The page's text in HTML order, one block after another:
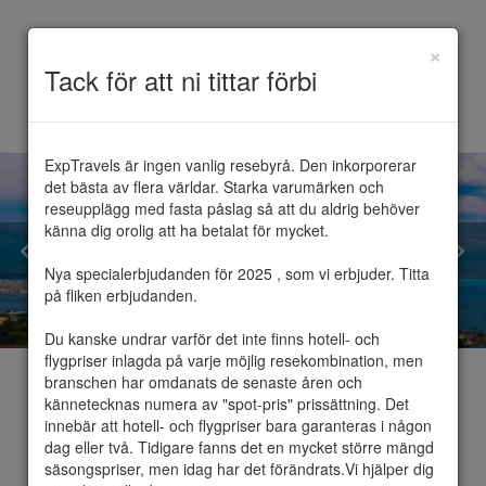
Tack för att ni tittar förbi
×
ExpTravels är ingen vanlig resebyrå. Den inkorporerar
det bästa av flera världar. Starka varumärken och
reseupplägg med fasta påslag så att du aldrig behöver
känna dig orolig att ha betalat för mycket.
Nya specialerbjudanden för 2025 , som vi erbjuder. Titta
på fliken erbjudanden.
Du kanske undrar varför det inte finns hotell- och
flygpriser inlagda på varje möjlig resekombination, men
branschen har omdanats de senaste åren och
kännetecknas numera av "spot-pris" prissättning. Det
innebär att hotell- och flygpriser bara garanteras i någon
dag eller två. Tidigare fanns det en mycket större mängd
säsongspriser, men idag har det förändrats.Vi hjälper dig